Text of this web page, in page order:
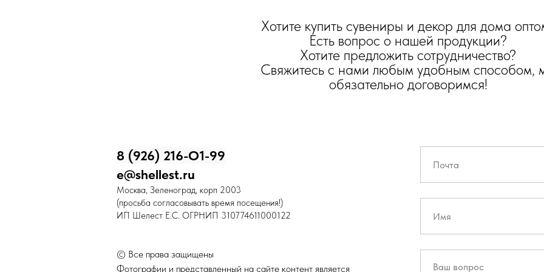
Хотите купить сувениры и декор для дома
Есть вопрос о нашей продукции?
Хотите предложить сотрудничество?
Свяжитесь с нами любым удобным способом,
обязательно договоримся!
8 (926) 216-О1-99
e@shellest.ru
Москва, Зеленоград, корп 2003
(просьба согласовывать время посещения!)
ИП Шелест Е.С. ОГРНИП 310774611000122
© Все права защищены
Фотографии и представленный на сайте контент является